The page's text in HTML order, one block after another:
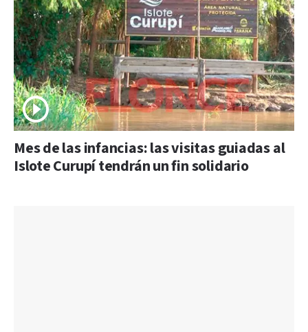
Mes de las infancias: las visitas guiadas al
Islote Curupí tendrán un fin solidario